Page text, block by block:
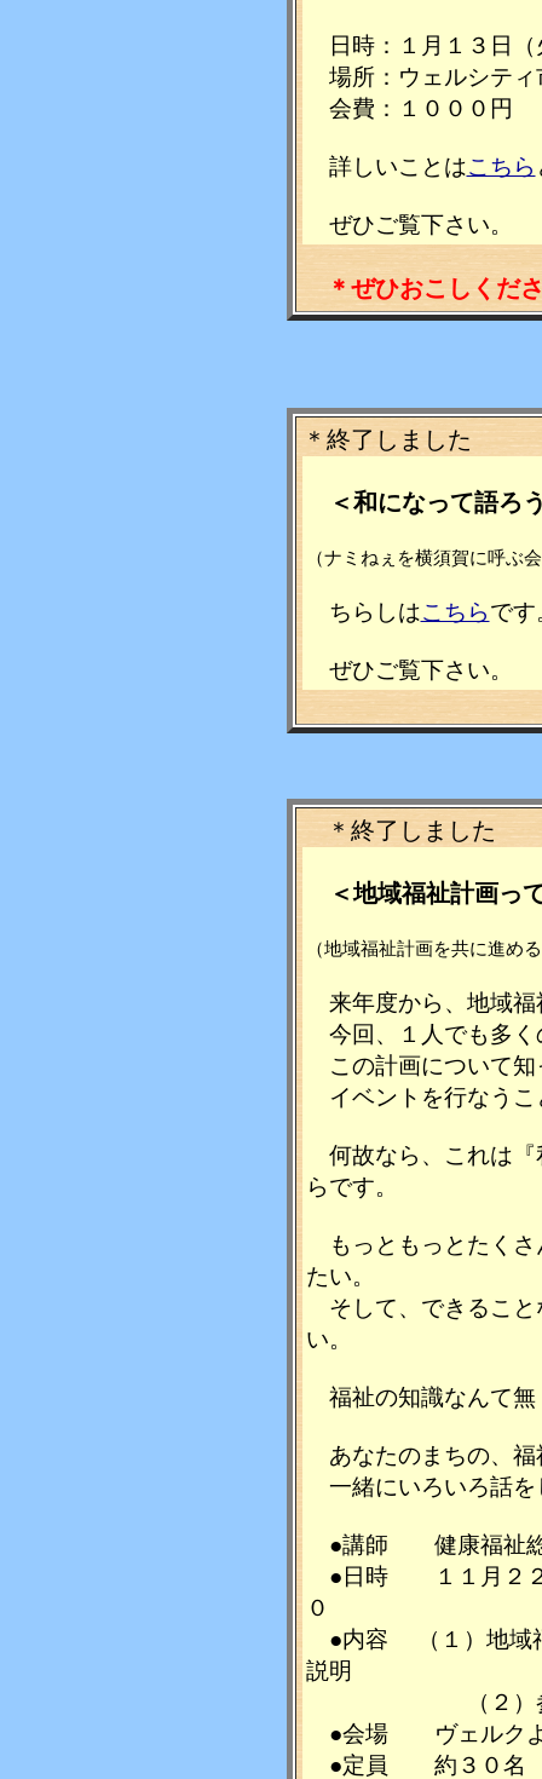
日時：１月１３日（
場所：ウェルシティ
会費：１０００円
詳しいことはこちら
ぜひご覧下さい。
＊ぜひおこしくだ
＊終了しました
＜和になって語ろ
（ナミねぇを横須賀に呼
ちらしはこちらです
ぜひご覧下さい。
＊終了しまし
＜地域福祉計画っ
（地域福祉計画を共に進
来年度から、地域福
今回、１人でも多く
この計画について知
イベントを行なうこ
何故なら、これは『
らです。
もっともっとたくさ
たい。
そして、できること
い。
福祉の知識なんて無
あなたのまちの、福
一緒にいろいろ話を
●講師 健康福祉総
●日時 １１月２２
０
●内容 （１）地域
説明
（２）参加者
●会場 ヴェルクよ
●定員 約３０名